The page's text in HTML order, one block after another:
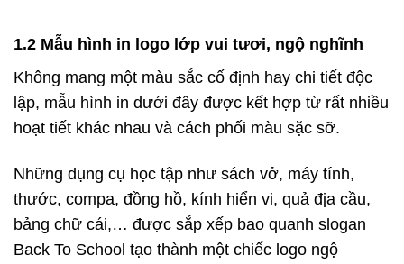
1.2 Mẫu hình in logo lớp vui tươi, ngộ nghĩnh
Không mang một màu sắc cố định hay chi tiết độc
lập, mẫu hình in dưới đây được kết hợp từ rất nhiều
hoạt tiết khác nhau và cách phối màu sặc sỡ.
Những dụng cụ học tập như sách vở, máy tính,
thước, compa, đồng hồ, kính hiển vi, quả địa cầu,
bảng chữ cái,… được sắp xếp bao quanh slogan
Back To School tạo thành một chiếc logo ngộ